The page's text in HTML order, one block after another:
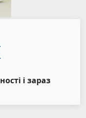
і зараз